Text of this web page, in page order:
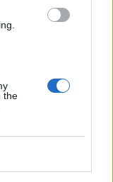
the
- Area Due
Cia Puglia - Area